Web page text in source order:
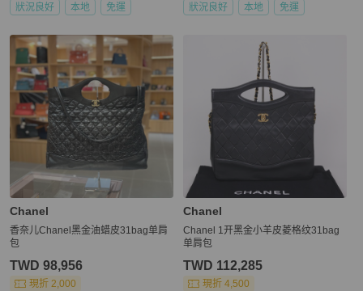
狀況良好 本地 免運 狀況良好 本地 免運
Chanel
香奈儿Chanel黑金油蜡皮31bag单肩
包
TWD 98,956
現折 2,000
Chanel
Chanel 1开黑金小羊皮菱格纹31bag
单肩包
TWD 112,285
現折 4,500